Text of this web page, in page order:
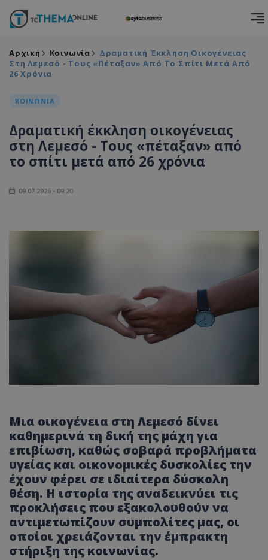
Αρχική Κοινωνία
Δραματική Έκκληση Οικογένειας
Στη Λεμεσό - Τους «πέταξαν» Από Το Σπίτι Μετά Από
26 Χρόνια
ΚΟΙΝΩΝΙΑ
Δραματική έκκληση οικογένειας
στη Λεμεσό - Τους «πέταξαν» από
το σπίτι μετά από 26 χρόνια
09.07.2026 - 09:20
Μια οικογένεια στη Λεμεσό δίνει
καθημερινά τη δική της μάχη για
επιβίωση, καθώς σοβαρά προβλήματα
υγείας και οικονομικές δυσκολίες την
έχουν φέρει σε ιδιαίτερα δύσκολη
θέση. Η ιστορία της αναδεικνύει τις
προκλήσεις που εξακολουθούν να
αντιμετωπίζουν συμπολίτες μας, οι
οποίοι χρειάζονται την έμπρακτη
στήριξη της κοινωνίας.